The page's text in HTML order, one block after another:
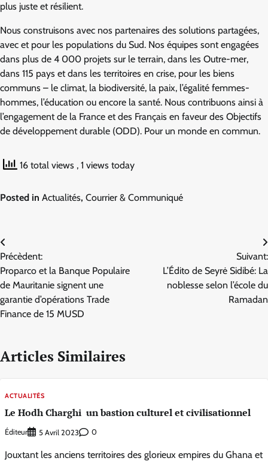
plus juste et résilient.
Nous construisons avec nos partenaires des solutions partagées,
avec et pour les populations du Sud. Nos équipes sont engagées
dans plus de 4 000 projets sur le terrain, dans les Outre-mer,
dans 115 pays et dans les territoires en crise, pour les biens
communs – le climat, la biodiversité, la paix, l’égalité femmes-
hommes, l’éducation ou encore la santé. Nous contribuons ainsi à
l’engagement de la France et des Français en faveur des Objectifs
de développement durable (ODD). Pour un monde en commun.
16 total views , 1 views today
Posted in Actualités, Courrier & Communiqué
Navigation
de
l’article
Précèdent:
Proparco et la Banque Populaire
de Mauritanie signent une
garantie d’opérations Trade
Finance de 15 MUSD
Suivant:
L’Édito de Seyrė Sidibé: La
noblesse selon l’école du
Ramadan
Articles Similaires
ACTUALITÉS
Le Hodh Charghi un bastion culturel et civilisationnel
Éditeur 5 Avril 2023 0
Jouxtant les anciens territoires des glorieux empires du Ghana et